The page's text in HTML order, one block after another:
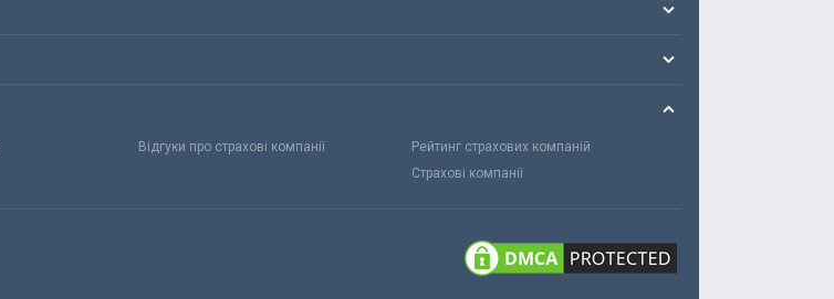
Відгуки про страхові компанії
Рейтинг страхових компаній
Страхові компанії